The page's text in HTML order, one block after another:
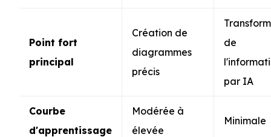
Point fort
principal
Création de
diagrammes
précis
de
par IA
Courbe
d'apprentissage
Modérée à
élevée
Minimale